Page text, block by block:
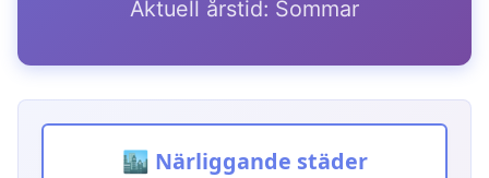
Aktuell årstid: Sommar
🏙️ Närliggande städer